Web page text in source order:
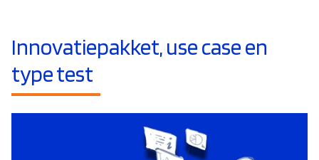
Innovatiepakket, use case en
type test